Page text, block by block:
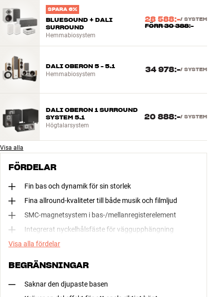
SPARA 6%
BLUESOUND + DALI
SURROUND
Hemmabiosystem
28 588:-/ SYSTEM
FÖRR30 388:-
DALI OBERON 5 - 5.1
Hemmabiosystem
34 978:-/ SYSTEM
DALI OBERON 1 SURROUND
SYSTEM 5.1
Högtalarsystem
20 888:-/ SYSTEM
Visa alla
FÖRDELAR
Fin bas och dynamik för sin storlek
Fina allround-kvaliteter till både musik och filmljud
SMC-magnetsystem i bas-/mellanregisterelement
Integrerat nyckelhålsfäste för väggupphängning
Visa alla fördelar
BEGRÄNSNINGAR
Saknar den djupaste basen